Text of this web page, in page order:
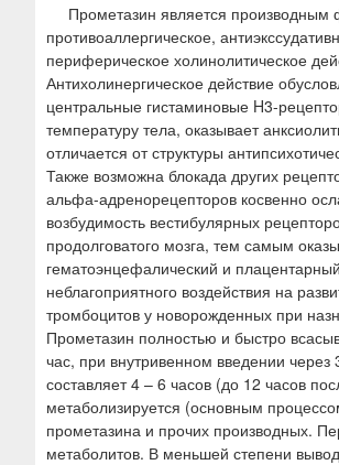
Прометазин является производным
противоаллергическое,
периферическое холинолитическое
Антихолинергическое действие
центральные гистаминовые H3-
температуру тела, оказывает
отличается от структуры
Также возможна блокада других
альфа-адренорецепторов косвенно
возбудимость вестибулярных
продолговатого мозга, тем самым
гематоэнцефалический и
неблагоприятного воздействия на
тромбоцитов у новорожденных при
Прометазин полностью и быстро
час, при внутривенном введении
составляет 4 – 6 часов (до 12 часов
метаболизируется (основным
прометазина и прочих производных.
метаболитов. В меньшей степени